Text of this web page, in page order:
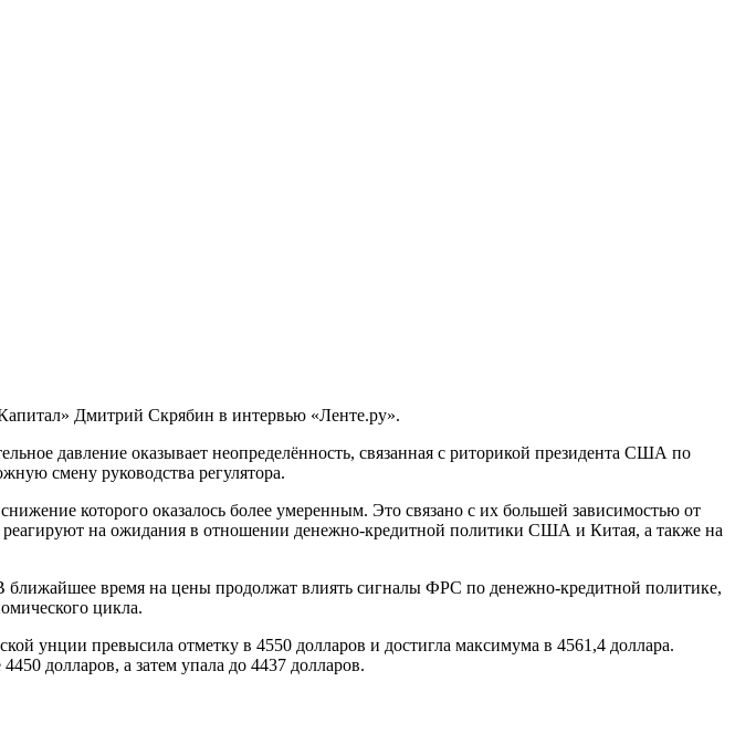
Дмитрий Скрябин в интервью «Ленте.ру».
давление оказывает неопределённость, связанная с риторикой президента США по
смену руководства регулятора.
которого оказалось более умеренным. Это связано с их большей зависимостью от
на ожидания в отношении денежно-кредитной политики США и Китая, а также на
время на цены продолжат влиять сигналы ФРС по денежно-кредитной политике,
цикла.
унции превысила отметку в 4550 долларов и достигла максимума в 4561,4 доллара.
долларов, а затем упала до 4437 долларов.